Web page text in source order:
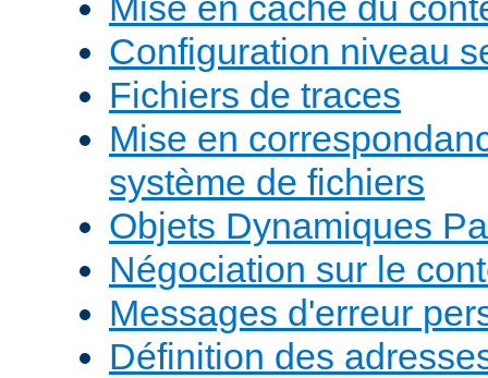
Configuration niveau
Fichiers de traces
Mise en
système de fichiers
Objets Dynamiques
Négociation sur le
Messages d'erreur
Définition des